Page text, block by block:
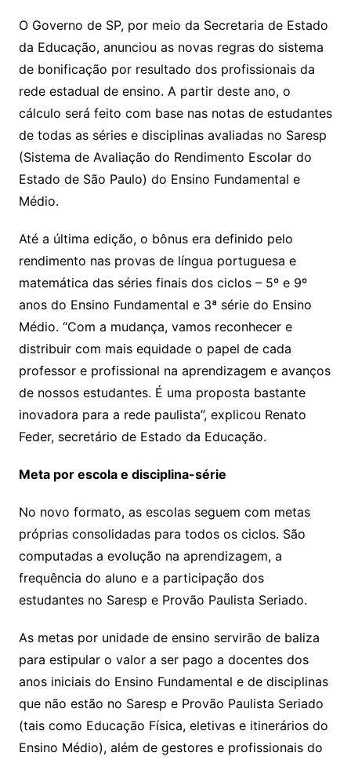
at
s
A
p
p
c
e
b
o
o
k
itt
er
ai
l
O Governo de SP, por meio da Secretaria de Estado
da Educação, anunciou as novas regras do sistema
de bonificação por resultado dos profissionais da
rede estadual de ensino. A partir deste ano, o
cálculo será feito com base nas notas de estudantes
de todas as séries e disciplinas avaliadas no Saresp
(Sistema de Avaliação do Rendimento Escolar do
Estado de São Paulo) do Ensino Fundamental e
Médio.
Até a última edição, o bônus era definido pelo
rendimento nas provas de língua portuguesa e
matemática das séries finais dos ciclos – 5º e 9º
anos do Ensino Fundamental e 3ª série do Ensino
Médio. “Com a mudança, vamos reconhecer e
distribuir com mais equidade o papel de cada
professor e profissional na aprendizagem e avanços
de nossos estudantes. É uma proposta bastante
inovadora para a rede paulista”, explicou Renato
Feder, secretário de Estado da Educação.
Meta por escola e disciplina-série
No novo formato, as escolas seguem com metas
próprias consolidadas para todos os ciclos. São
computadas a evolução na aprendizagem, a
frequência do aluno e a participação dos
estudantes no Saresp e Provão Paulista Seriado.
As metas por unidade de ensino servirão de baliza
para estipular o valor a ser pago a docentes dos
anos iniciais do Ensino Fundamental e de disciplinas
que não estão no Saresp e Provão Paulista Seriado
(tais como Educação Física, eletivas e itinerários do
Ensino Médio), além de gestores e profissionais do